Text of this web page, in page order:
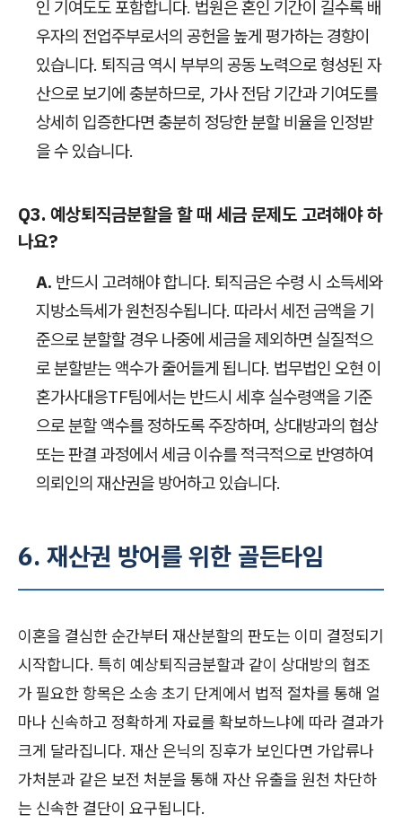
인 기여도도 포함합니다. 법원은 혼인 기간이 길수록 배
우자의 전업주부로서의 공헌을 높게 평가하는 경향이
있습니다. 퇴직금 역시 부부의 공동 노력으로 형성된 자
산으로 보기에 충분하므로, 가사 전담 기간과 기여도를
상세히 입증한다면 충분히 정당한 분할 비율을 인정받
을 수 있습니다.
Q3. 예상퇴직금분할을 할 때 세금 문제도 고려해야 하
나요?
A. 반드시 고려해야 합니다. 퇴직금은 수령 시 소득세와
지방소득세가 원천징수됩니다. 따라서 세전 금액을 기
준으로 분할할 경우 나중에 세금을 제외하면 실질적으
로 분할받는 액수가 줄어들게 됩니다. 법무법인 오현 이
혼가사대응TF팀에서는 반드시 세후 실수령액을 기준
으로 분할 액수를 정하도록 주장하며, 상대방과의 협상
또는 판결 과정에서 세금 이슈를 적극적으로 반영하여
의뢰인의 재산권을 방어하고 있습니다.
6. 재산권 방어를 위한 골든타임
이혼을 결심한 순간부터 재산분할의 판도는 이미 결정되기
시작합니다. 특히 예상퇴직금분할과 같이 상대방의 협조
가 필요한 항목은 소송 초기 단계에서 법적 절차를 통해 얼
마나 신속하고 정확하게 자료를 확보하느냐에 따라 결과가
크게 달라집니다. 재산 은닉의 징후가 보인다면 가압류나
가처분과 같은 보전 처분을 통해 자산 유출을 원천 차단하
는 신속한 결단이 요구됩니다.